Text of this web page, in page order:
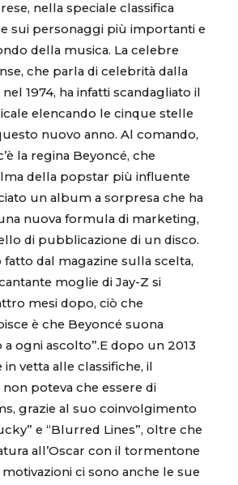
nella speciale classifica
sui personaggi più importanti e
della musica. La celebre
che parla di celebrità dalla
1974, ha infatti scandagliato il
elencando le cinque stelle
nuovo anno. Al comando,
la regina Beyoncé, che
della popstar più influente
un album a sorpresa che ha
nuova formula di marketing,
di pubblicazione di un disco.
dal magazine sulla scelta,
moglie di Jay-Z si
mesi dopo, ciò che
è che Beyoncé suona
ogni ascolto”.E dopo un 2013
vetta alle classifiche, il
poteva che essere di
grazie al suo coinvolgimento
e “Blurred Lines”, oltre che
all’Oscar con il tormentone
motivazioni ci sono anche le sue